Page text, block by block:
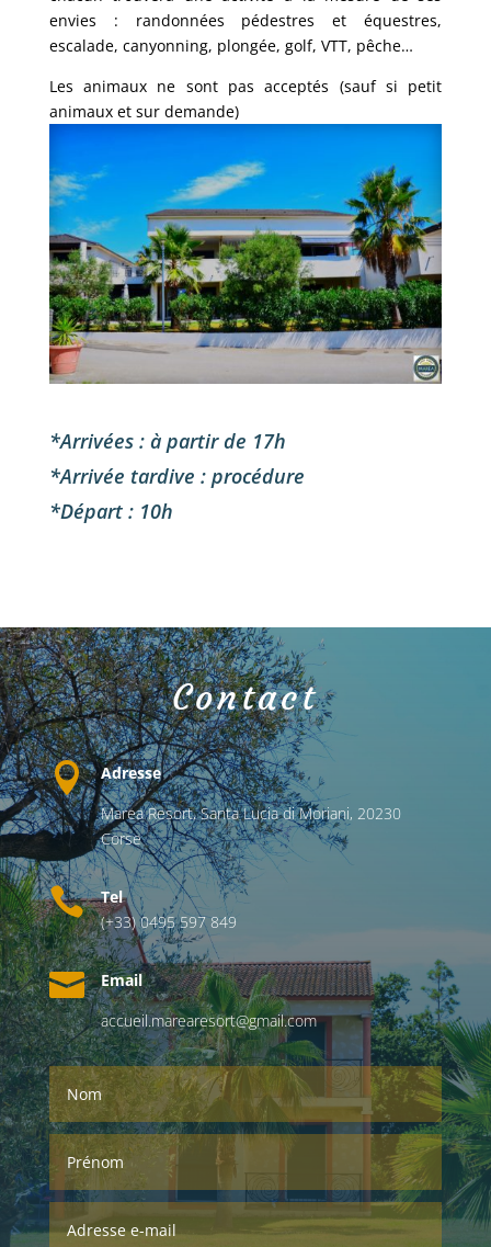
envies : randonnées pédestres et équestres,
escalade, canyonning, plongée, golf, VTT, pêche…
Les animaux ne sont pas acceptés (sauf si petit
animaux et sur demande)
*Arrivées : à partir de 17h
*Arrivée tardive : procédure
*Départ : 10h
Contact

Adresse
Marea Resort,Santa Lucia di Moriani, 20230
Corse

Tel
(+33) 0495 597 849

Email
accueil.marearesort@gmail.com